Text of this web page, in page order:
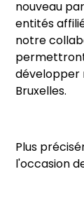
nouveau
entités
notre
développer
Bruxelles.
Plus
l'occasion